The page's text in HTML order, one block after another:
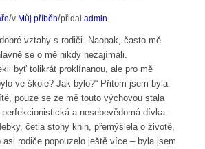
/v Můj příběh/přidal admin
vztahy s rodiči. Naopak, často mě
se o mě nikdy nezajímali.
byť tolikrát proklínanou, ale pro mě
ve škole? Jak bylo?“ Přitom jsem byla
pouze se ze mě touto výchovou stala
a nesebevědomá dívka.
četla stohy knih, přemýšlela o životě,
rodiče popouzelo ještě více – byla jsem